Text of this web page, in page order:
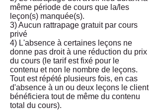
même période de cours que la/les
leçon(s) manquée(s).
3) Aucun rattrapage gratuit par cours
privé
4) L'absence à certaines leçons ne
donne pas droit à une réduction du prix
du cours (le tarif est fixé pour le
contenu et non le nombre de leçons.
Tout est répété plusieurs fois, en cas
d'absence à un ou deux leçons le client
bénéficiera tout de même du contenu
total du cours).